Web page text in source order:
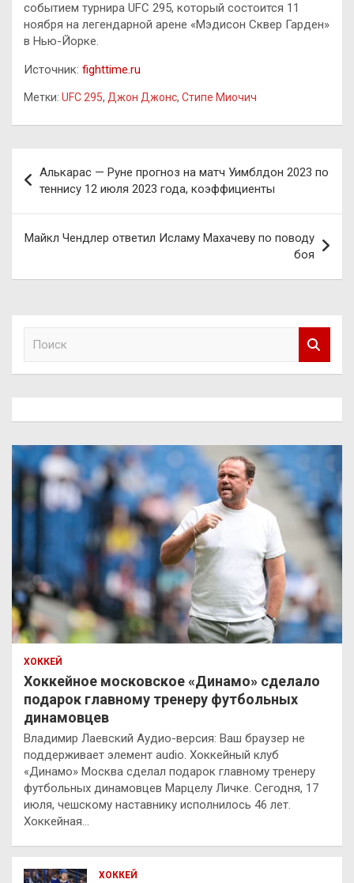
событием турнира UFC 295, который состоится 11
ноября на легендарной арене «Мэдисон Сквер Гарден»
в Нью-Йорке.
Источник: fighttime.ru
Метки: UFC 295, Джон Джонс, Стипе Миочич
по
записям
Алькарас — Руне прогноз на матч Уимблдон 2023 по
теннису 12 июля 2023 года, коэффициенты
Майкл Чендлер ответил Исламу Махачеву по поводу
боя
ХОККЕЙ
Хоккейное московское «Динамо» сделало
подарок главному тренеру футбольных
динамовцев
Владимир Лаевский Аудио-версия: Ваш браузер не
поддерживает элемент audio. Хоккейный клуб
«Динамо» Москва сделал подарок главному тренеру
футбольных динамовцев Марцелу Личке. Сегодня, 17
июля, чешскому наставнику исполнилось 46 лет.
Хоккейная…
ХОККЕЙ